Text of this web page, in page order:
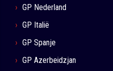
GP Nederland
GP Italië
GP Spanje
GP Azerbeidzjan